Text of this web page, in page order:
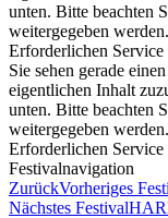
unten. Bitte beachten
weitergegeben
Erforderlichen Service
Sie sehen gerade
eigentlichen Inhalt
unten. Bitte beachten
weitergegeben
Erforderlichen Service
Festivalnavigation
ZurückVorheriges
Nächstes Festival